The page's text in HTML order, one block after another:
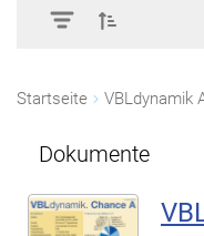
Startseite VBLdynamik
Dokumente